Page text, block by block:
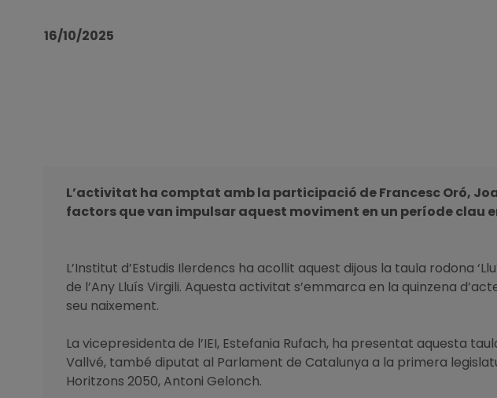
16/10/2025
L’activitat ha comptat amb la participació de Francesc Oró,
factors que van impulsar aquest moviment en un període clau
L’Institut d’Estudis Ilerdencs ha acollit aquest dijous la taula rodona
de l’Any Lluís Virgili. Aquesta activitat s’emmarca en la quinzena
seu naixement.
La vicepresidenta de l’IEI, Estefania Rufach, ha presentat aquesta
Vallvé, també diputat al Parlament de Catalunya a la primera
Horitzons 2050, Antoni Gelonch.